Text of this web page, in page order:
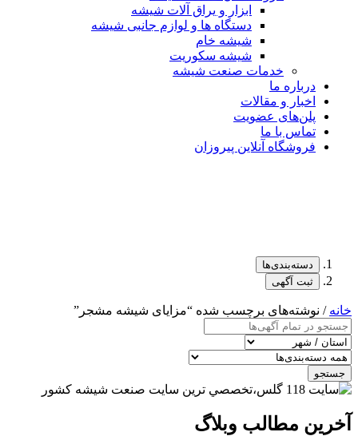
ابزار و یراق آلات شیشه
دستگاه ها و لوازم جانبی شیشه
شیشه خام
شیشه سکوریت
خدمات صنعت شیشه
درباره ما
اخبار و مقالات
پلن‌های عضویت
تماس با ما
فروشگاه آنلاین پیروزان
دسته‌بندی‌ها
ثبت آگهی
خانه / نوشته‌های برچسب شده “مزایای شیشه مشجر”
جستجو
آخرین مطالب وبلاگ